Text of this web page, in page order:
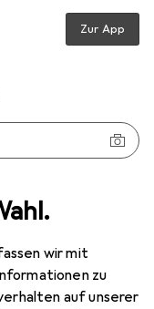
wir mit
zu
auf unserer
Zur App
900GB SAS 2.5" 10K